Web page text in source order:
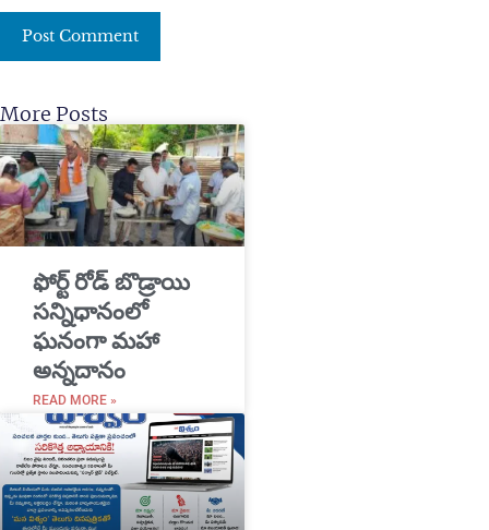
More Posts
​ఫోర్ట్ రోడ్ బొడ్రాయి
సన్నిధానంలో
ఘనంగా మహా
అన్నదానం
READ MORE »